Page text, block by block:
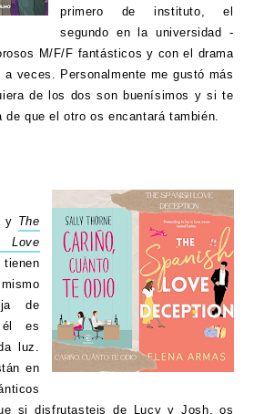
primero de instituto, el
segundo en la universidad -
M/F/F fantásticos y con el drama
veces. Personalmente me gustó más
de los dos son buenísimos y si te
de que el otro os encantará también.
y The
de
es
luz.
en
si disfrutasteis de Lucy y Josh, os